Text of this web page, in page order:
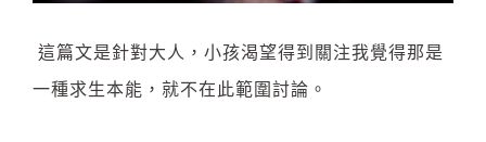
這篇文是針對大人，小孩渴望得到關注我覺得那是
一種求生本能，就不在此範圍討論。